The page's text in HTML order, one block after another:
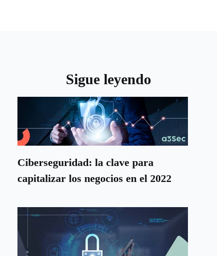
Sigue leyendo
Ciberseguridad: la clave para
capitalizar los negocios en el 2022